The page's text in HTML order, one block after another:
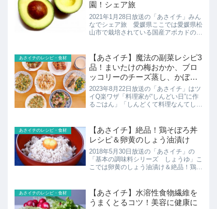
園！シェア旅
2021年1月28日放送の「あさイチ」みん
なでシェア旅 愛媛県ここでは愛媛県松
山市で栽培されている国産アボカドのお
あさイチのレシピ・食材
【あさイチ】魔法の副菜レシピ3
品！まいたけの梅おかか、ブロ
ッコリーのチーズ蒸し、かぼち
ゃのはちみつレモン煮：武蔵裕
子さんのしんどい日に作るごは
ん
2023年8月22日放送の「あさイチ」はツ
イQ楽ワザ「料理家が“しんどい日”に作
るごはん」「しんどくて料理なんてした
る副菜レシピ、まいたけの梅おかか、ブ
ロッコリーのチーズ...
あさイチのレシピ・食材
【あさイチ】絶品！鶏そぼろ丼
レシピ＆卵黄のしょう油漬け
2018年5月30日放送の「あさイチ」の
「基本の調味料シリーズ しょうゆ」こ
こでは卵黄のしょう油漬け＆絶品！鶏そ
あさイチのレシピ・食材
【あさイチ】水溶性食物繊維を
うまくとるコツ！美容に健康に